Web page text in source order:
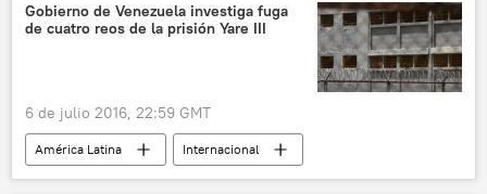
Gobierno de Venezuela investiga fuga
de cuatro reos de la prisión Yare III
6 de julio 2016, 22:59 GMT
América Latina
Internacional
Venezuela
prisión Yare III
prisión